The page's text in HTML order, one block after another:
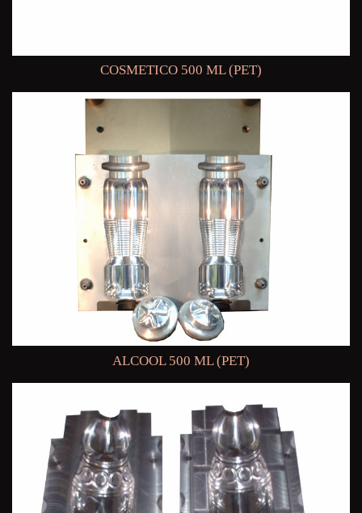
COSMETICO 500 ML (PET)
ALCOOL 500 ML (PET)